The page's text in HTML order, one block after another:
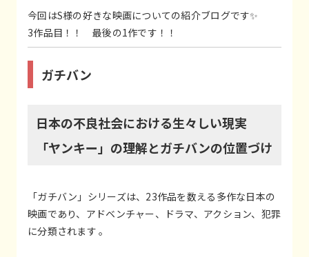
今回はS様の好きな映画についての紹介ブログです✨
3作品目！！ 最後の1作です！！
ガチバン
日本の不良社会における生々しい現実
「ヤンキー」の理解とガチバンの位置づけ
「ガチバン」シリーズは、23作品を数える多作な日本の
映画であり、アドベンチャー、ドラマ、アクション、犯罪
に分類されます 。